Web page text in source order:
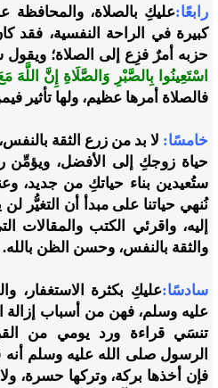
رابعًا:عليكِ بالصلاة، والمحافظة
كبيرة في الراحة النفسية، فقد
حزبه أمرٌ فزِع إلى الصلاة؛
اسْتَعِينُوا بِالصَّبْرِ وَالصَّلَاةِ إِنَّ اللَّهَ
فالصلاة أمرها عظيم، ولها تأثير
خامسًا: لا بد من زرع الثقة
حياة زوجكِ إلى الأفضل، ويؤمِّن
ستُعيدين بناء حياتكِ من جديد،
نُنهي حياتنا على مبدأ أن التغيُّر
إليه، واقرئي الكتب والمقالات
والثقة بالنفس، وحسن الظن بالله.
سادسًا:عليكِ بكثرة الاستغفار،
عليه وسلم، فهن من أسباب إزالة
تنسَي قراءة ورد يومي من
الرسول صلى الله عليه وسلم أنه
فإن أخذها بركة، وتركها حسرة،